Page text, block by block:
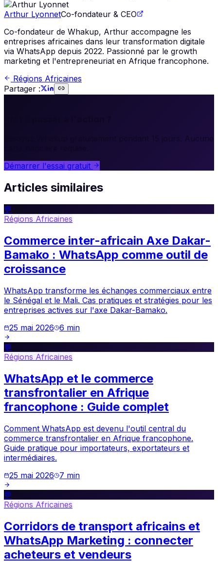
Arthur LyonnetCo-fondateur & CEO
Co-fondateur de Whakup, Arthur accompagne les
entreprises africaines dans leur transformation digitale
via WhatsApp depuis 2022. Passionné par le growth
marketing et l'entrepreneuriat en Afrique francophone.
Régions Africaines
Partager :
Essayez Whakup gratuitement pendant 15 jours. Aucune
Démarrer l'essai gratuit
Articles similaires
💬
Régions Africaines
Commerce inter-africain Axe Dakar-
Bamako : WhatsApp comme outil de
croissance
WhatsApp transforme les échanges commerciaux entre
le Sénégal et le Mali. Cas pratiques et stratégies pour les
entreprises actives sur l'axe Dakar-Bamako.
25 mai 2026 6 min
💬
Régions Africaines
WhatsApp et le commerce
transfrontalier en Afrique
francophone : Guide complet
Comment WhatsApp est devenu l'outil central du
commerce transfrontalier en Afrique francophone.
Guide pratique pour importateurs, exportateurs et
intermédiaires.
25 mai 2026
7 min
💬
Régions Africaines
Corridors de transport africains et
WhatsApp Marketing : connecter
acheteurs et vendeurs